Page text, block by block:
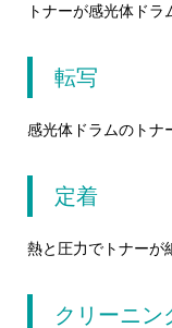
トナーが感光体ドラ
転写
感光体ドラムのトナ
定着
熱と圧力でトナーが
クリーニン